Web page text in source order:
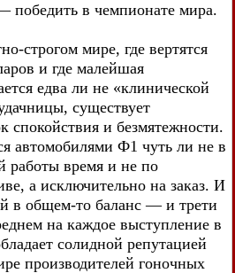
победить в чемпионате мира.
строгом мире, где вертятся
и где малейшая
едва ли не «клинической
существует
спокойствия и безмятежности.
автомобилями Ф1 чуть ли не в
работы время и не по
а исключительно на заказ. И
в общем-то баланс — и трети
на каждое выступление в
солидной репутацией
производителей гоночных